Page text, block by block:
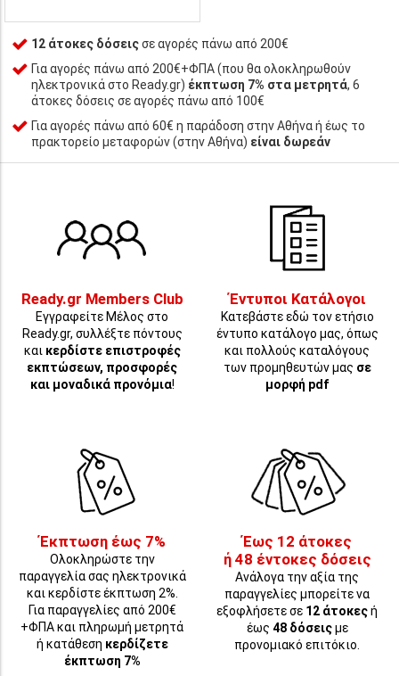
12 άτοκες δόσειςσε αγορές πάνω από 200€
Για αγορές πάνω από 200€+ΦΠΑ (που θα ολοκληρωθούν
ηλεκτρονικά στο Ready.gr) έκπτωση 7% στα μετρητά, 6
άτοκες δόσεις σε αγορές πάνω από 100€
Για αγορές πάνω από 60€ η παράδοση στην Αθήνα ή έως το
πρακτορείο μεταφορών (στην Αθήνα) είναι δωρεάν
Ready.gr Members Club
Εγγραφείτε Μέλος στο
Ready.gr, συλλέξτε πόντους
και κερδίστε επιστροφές
εκπτώσεων, προσφορές
και μοναδικά προνόμια!
Έντυποι Κατάλογοι
Κατεβάστε εδώ τον ετήσιο
έντυπο κατάλογο μας, όπως
και πολλούς καταλόγους
των προμηθευτών μας σε
μορφή pdf
Έκπτωση έως 7%
Ολοκληρώστε την
παραγγελία σας ηλεκτρονικά
και κερδίστε έκπτωση 2%.
Για παραγγελίες από 200€
+ΦΠΑ και πληρωμή μετρητά
ή κατάθεση κερδίζετε
έκπτωση 7%
Έως 12 άτοκες
ή 48 έντοκες δόσεις
Ανάλογα την αξία της
παραγγελίες μπορείτε να
εξοφλήσετε σε 12 άτοκεςή
έως 48 δόσειςμε
προνομιακό επιτόκιο.